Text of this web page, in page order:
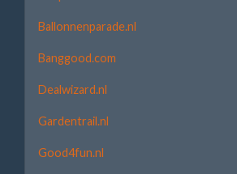
Ballonnenparade.nl
Banggood.com
Dealwizard.nl
Gardentrail.nl
Good4fun.nl